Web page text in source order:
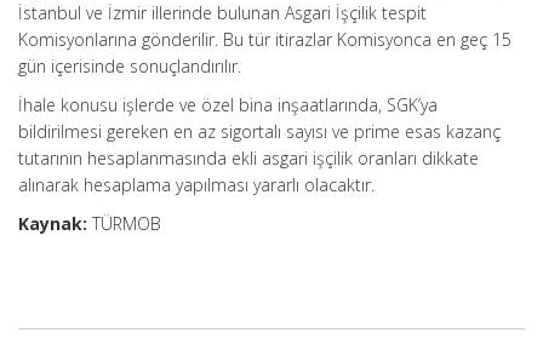
İstanbul ve İzmir illerinde bulunan Asgari İşçilik tespit
Komisyonlarına gönderilir. Bu tür itirazlar Komisyonca en geç 15
gün içerisinde sonuçlandırılır.
İhale konusu işlerde ve özel bina inşaatlarında, SGK’ya
bildirilmesi gereken en az sigortalı sayısı ve prime esas kazanç
tutarının hesaplanmasında ekli asgari işçilik oranları dikkate
alınarak hesaplama yapılması yararlı olacaktır.
Kaynak: TÜRMOB